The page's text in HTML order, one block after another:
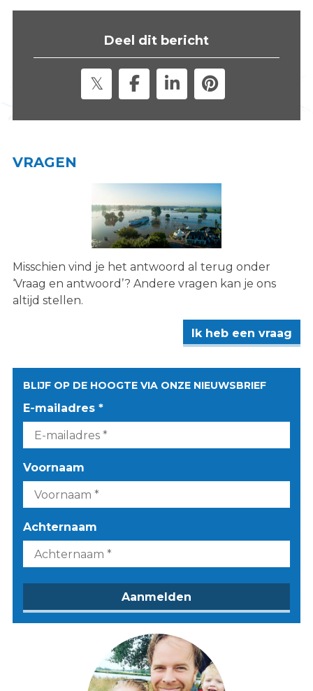
s
Deel dit bericht
VRAGEN
Misschien vind je het antwoord al terug onder
‘Vraag en antwoord’? Andere vragen kan je ons
altijd stellen.
Ik heb een vraag
BLIJF OP DE HOOGTE VIA ONZE NIEUWSBRIEF
E-mailadres *
Voornaam
Achternaam